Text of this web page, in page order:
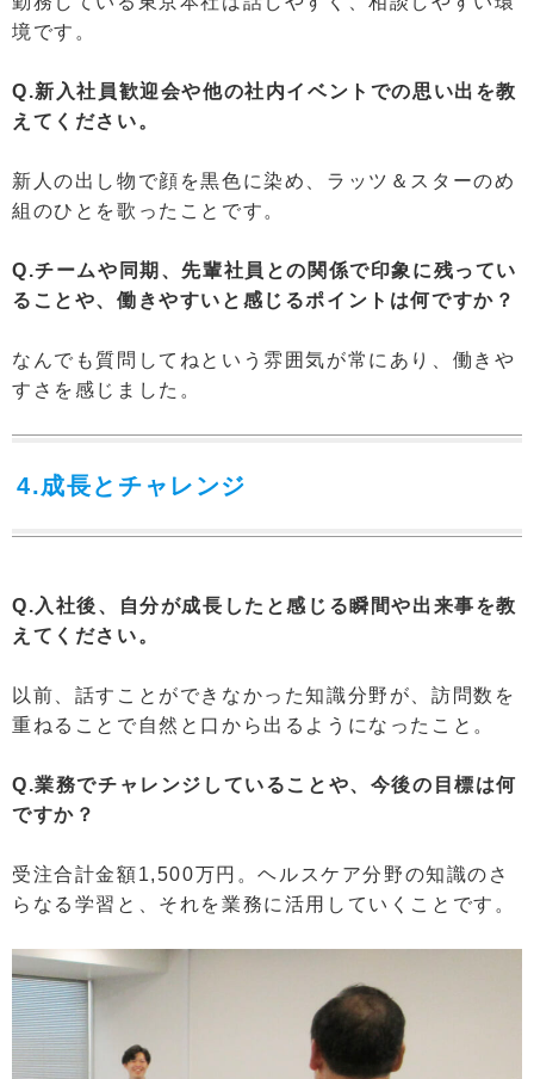
境です。
Q.新入社員歓迎会や他の社内イベントでの思い出を教
えてください。
新人の出し物で顔を黒色に染め、ラッツ＆スターのめ
組のひとを歌ったことです。
Q.チームや同期、先輩社員との関係で印象に残ってい
ることや、働きやすいと感じるポイントは何ですか？
なんでも質問してねという雰囲気が常にあり、働きや
すさを感じました。
4.成長とチャレンジ
Q.入社後、自分が成長したと感じる瞬間や出来事を教
えてください。
以前、話すことができなかった知識分野が、訪問数を
重ねることで自然と口から出るようになったこと。
Q.業務でチャレンジしていることや、今後の目標は何
ですか？
受注合計金額1,500万円。ヘルスケア分野の知識のさ
らなる学習と、それを業務に活用していくことです。